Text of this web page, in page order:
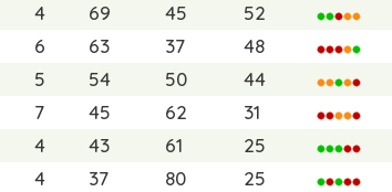
4 69 45
52
6 63 37
48
5 54 50
44
7 45 62
31
4 43 61
25
4 37 80
25